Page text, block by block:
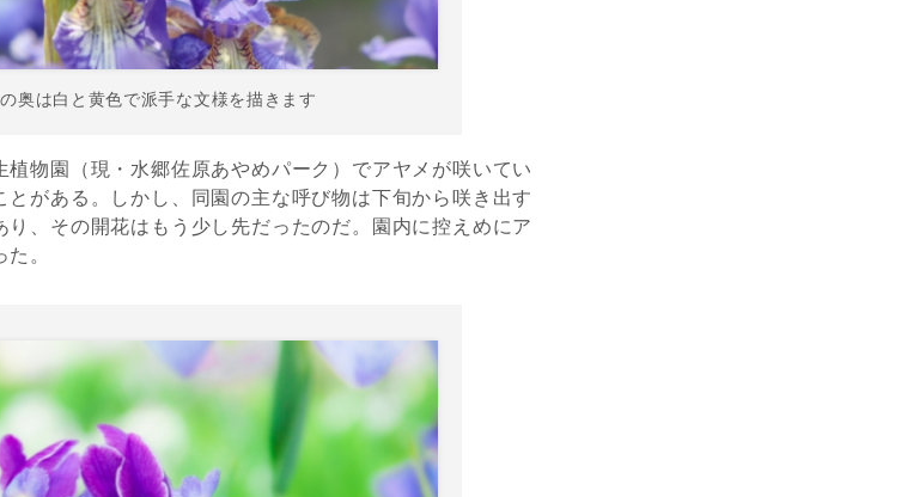
奥は白と黄色で派手な文様を描きます
物園（現・水郷佐原あやめパーク）でアヤメが咲いてい
がある。しかし、同園の主な呼び物は下旬から咲き出す
、その開花はもう少し先だったのだ。園内に控えめにア
。